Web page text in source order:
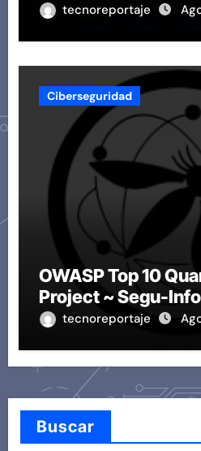
tecnoreportaje
Ciberseguridad
OWASP Top 10
Project ~ Segu-Info
tecnoreportaje
Buscar